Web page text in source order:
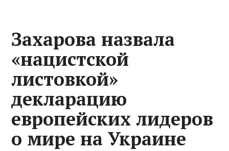
Захарова назвала
«нацистской
листовкой»
декларацию
европейских лидеров
о мире на Украине